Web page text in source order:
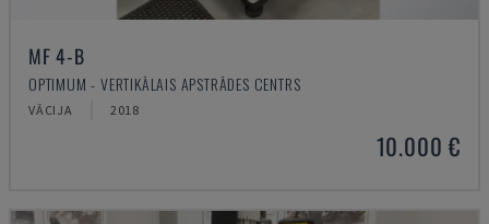
MF 4-B
OPTIMUM - VERTIKĀLAIS APSTRĀDES CENTRS
VĀCIJA 2018
10.000 €